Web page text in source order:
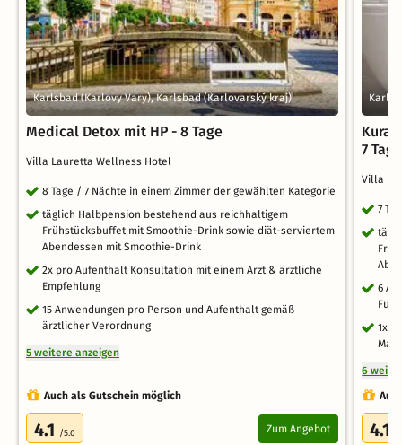
Karlsbad (Karlovy Vary), Karlsbad (Karlovarský kraj)
Medical Detox mit HP - 8 Tage
Villa Lauretta Wellness Hotel
8 Tage / 7 Nächte in einem Zimmer der gewählten Kategorie
täglich Halbpension bestehend aus reichhaltigem
Frühstücksbuffet mit Smoothie-Drink sowie diät-serviertem
Abendessen mit Smoothie-Drink
2x pro Aufenthalt Konsultation mit einem Arzt & ärztliche
Empfehlung
15 Anwendungen pro Person und Aufenthalt gemäß
ärztlicher Verordnung
5 weitere anzeigen
Auch als Gutschein möglich
4.1 /5.0 Zum Angebot
7 Tage
Villa
7
6
1x
6
4.1